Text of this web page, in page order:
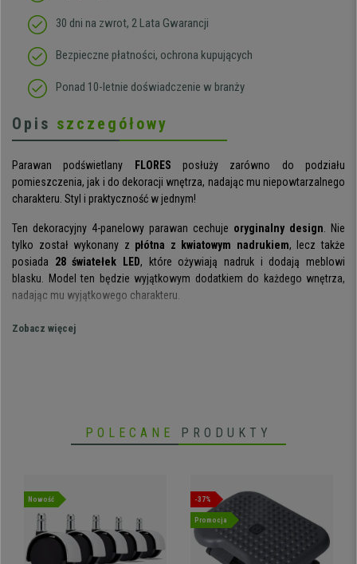
30 dni na zwrot, 2 Lata Gwarancji
Bezpieczne płatności, ochrona kupujących
Ponad 10-letnie doświadczenie w branży
Opis szczegółowy
Parawan podświetlany FLORES posłuży zarówno do podziału
pomieszczenia, jak i do dekoracji wnętrza, nadając mu niepowtarzalnego
charakteru. Styl i praktyczność w jednym!
Ten dekoracyjny 4-panelowy parawan cechuje oryginalny design . Nie
tylko został wykonany z płótna z kwiatowym nadrukiem, lecz także
posiada 28 światełek LED, które ożywiają nadruk i dodają meblowi
blasku. Model ten będzie wyjątkowym dodatkiem do każdego wnętrza,
nadając mu wyjątkowego charakteru.
Do produkcji parawanu użyto
. Zapomnij trudnym czy żmudnym montażu! Produkt
Jakość i funkcjonalność w oryginalnej iświetlistej odsłonie
w naszym sklepie jak zawsze w doskonałej cenie. Nie zwlekaj z
zakupem!
Zobacz więcej
POLECANE PRODUKTY
Nowość -37%
Promocja